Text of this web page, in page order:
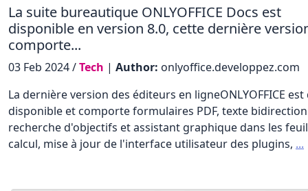
La suite bureautique ONLYOFFICE Docs est
disponible en version 8.0, cette dernière
comporte...
03 Feb 2024 /Tech | Author: onlyoffice.developpez.com
La dernière version des éditeurs en ligneONLYOFFICE est
disponible et comporte formulaires PDF, texte
recherche d'objectifs et assistant graphique dans les
calcul, mise à jour de l'interface utilisateur des plugins, ...